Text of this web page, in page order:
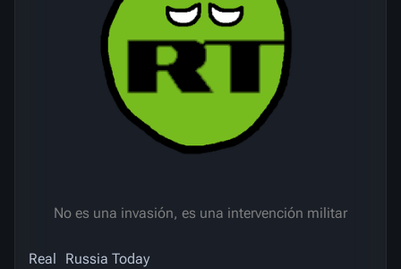
No es una invasión, es una intervención militar
Real Russia Today